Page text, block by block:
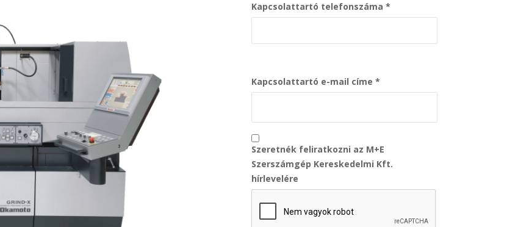
Kapcsolattartó telefonszáma
Kapcsolattartó e-mail címe
Szeretnék feliratkozni az M+E
Szerszámgép Kereskedelmi Kft.
hírlevelére